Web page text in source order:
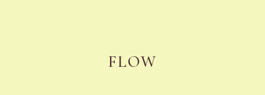
FLOW